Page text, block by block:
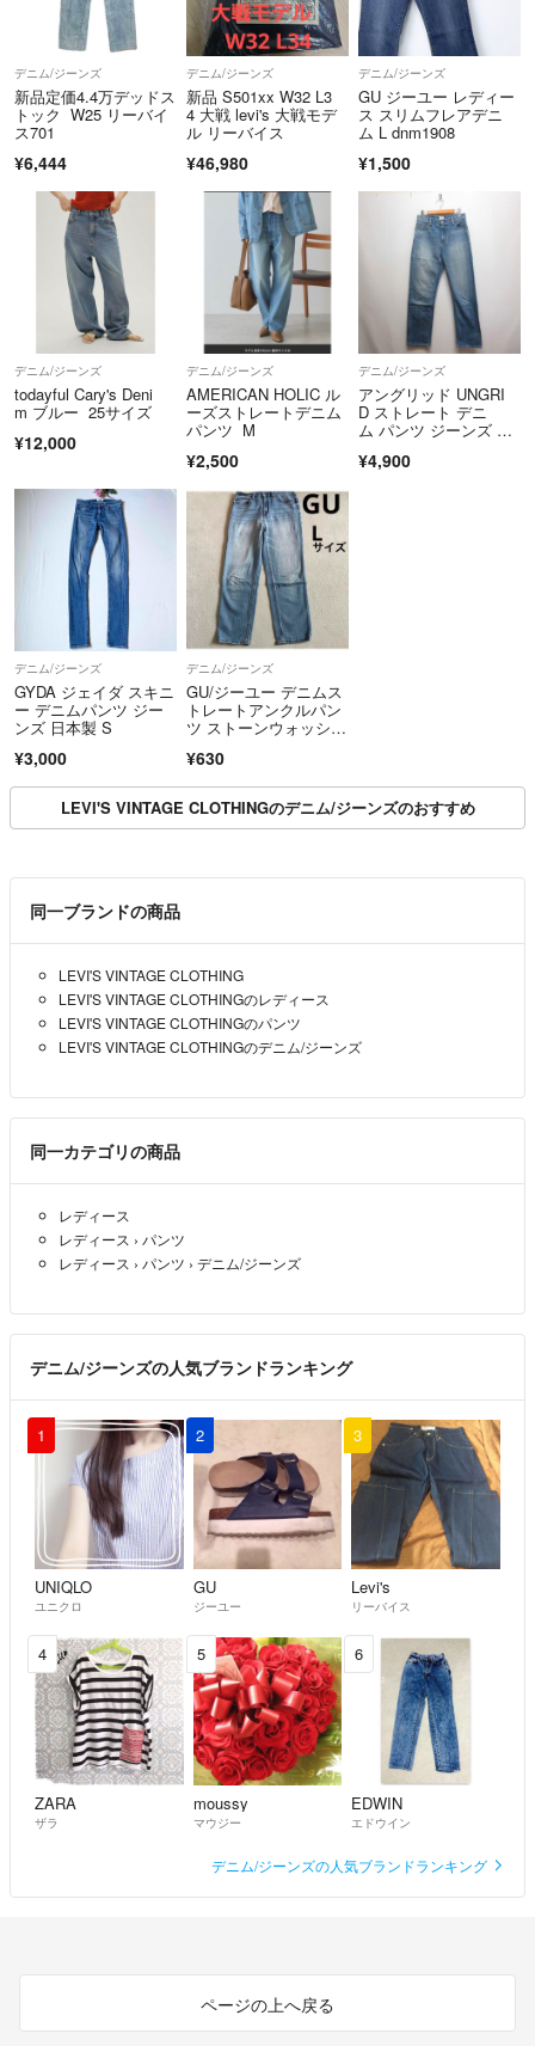
デニム/ジーンズ
新品定価4.4万デッドス
トック W25 リーバイ
ス701
¥6,444
デニム/ジーンズ
新品 S501xx W32 L3
4 大戦 levi's 大戦モデ
ル リーバイス
¥46,980
デニム/ジーンズ
GU ジーユー レディー
ス スリムフレアデニ
ム L dnm1908
¥1,500
デニム/ジーンズ
todayful Cary's Deni
m ブルー 25サイズ
¥12,000
デニム/ジーンズ
AMERICAN HOLIC ル
ーズストレートデニム
パンツ M
¥2,500
デニム/ジーンズ
アングリッド UNGRI
D ストレート デニ
ム パンツ ジーンズ 2
¥4,900
デニム/ジーンズ
GYDA ジェイダ スキニ
ー デニムパンツ ジー
ンズ 日本製 S
¥3,000
デニム/ジーンズ
GU/ジーユー デニムス
トレートアンクルパン
ツ ストーンウォッシ
¥630
LEVI'S VINTAGE CLOTHINGのデニム/ジーンズのおすすめ
同一ブランドの商品
LEVI'S VINTAGE CLOTHING
LEVI'S VINTAGE CLOTHINGのレディース
LEVI'S VINTAGE CLOTHINGのパンツ
LEVI'S VINTAGE CLOTHINGのデニム/ジーンズ
同一カテゴリの商品
レディース
レディース › パンツ
レディース › パンツ › デニム/ジーンズ
デニム/ジーンズの人気ブランドランキング
1
UNIQLO
ユニクロ
2
GU
ジーユー
3
Levi's
リーバイス
4
ZARA
ザラ
5
moussy
マウジー
6
EDWIN
エドウイン
デニム/ジーンズの人気ブランドランキング
ページの上へ戻る